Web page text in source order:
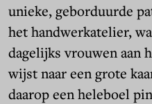
unieke, geborduurde
het handwerkatelier,
dagelijks vrouwen aan
wijst naar een grote
daarop een heleboel